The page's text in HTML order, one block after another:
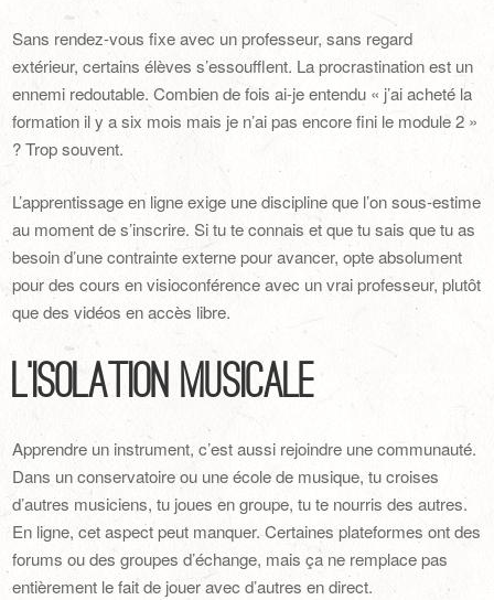
Sans rendez-vous fixe avec un professeur, sans regard
extérieur, certains élèves s’essoufflent. La procrastination est un
ennemi redoutable. Combien de fois ai-je entendu « j’ai acheté la
formation il y a six mois mais je n’ai pas encore fini le module 2 »
? Trop souvent.
L’apprentissage en ligne exige une discipline que l’on sous-estime
au moment de s’inscrire. Si tu te connais et que tu sais que tu as
besoin d’une contrainte externe pour avancer, opte absolument
pour des cours en visioconférence avec un vrai professeur, plutôt
que des vidéos en accès libre.
L’isolation musicale
Apprendre un instrument, c’est aussi rejoindre une communauté.
Dans un conservatoire ou une école de musique, tu croises
d’autres musiciens, tu joues en groupe, tu te nourris des autres.
En ligne, cet aspect peut manquer. Certaines plateformes ont des
forums ou des groupes d’échange, mais ça ne remplace pas
entièrement le fait de jouer avec d’autres en direct.